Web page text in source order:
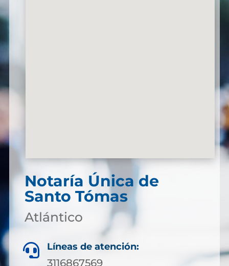
Notaría Única de
Santo Tómas
Atlántico
 Líneas de atención:
3116867569